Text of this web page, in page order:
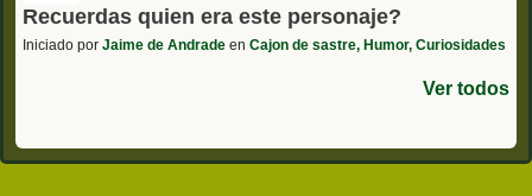
Recuerdas quien era este personaje?
Iniciado por Jaime de Andrade en Cajon de sastre, Humor, Curiosidades
Ver todos